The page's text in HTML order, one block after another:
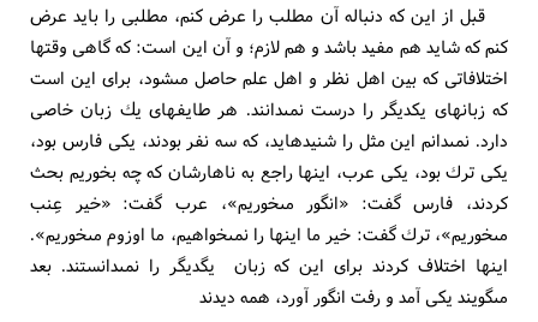
قبل از اين كه دنباله آن مطلب را عرض كنم، مطلبى را بايد عرض
كنم كه شايد هم مفيد باشد و هم لازم؛ و آن اين است: كه گاهى وقتها
اختلافاتى كه بين اهل نظر و اهل علم حاصل مى‏شود، براى اين است
كه زبانهاى يكديگر را درست نمى‏دانند. هر طايفه‏اى يك زبان خاصى
دارد. نمى‏دانم اين مثل را شنيده‏ايد، كه سه نفر بودند، يكى فارس بود،
يكى ترك بود، يكى عرب، اينها راجع به ناهارشان كه چه بخوريم بحث
كردند، فارس گفت: «انگور مى‏خوريم»، عرب گفت: «خير عِنب
مى‏خوريم»، ترك گفت: خير ما اينها را نمى‏خواهيم، ما اوزوم مى‏خوريم».
اينها اختلاف كردند براى اين كه زبان يگديگر را نمى‏دانستند. بعد
مى‏گويند يكى آمد و رفت انگور آورد، همه ديدند